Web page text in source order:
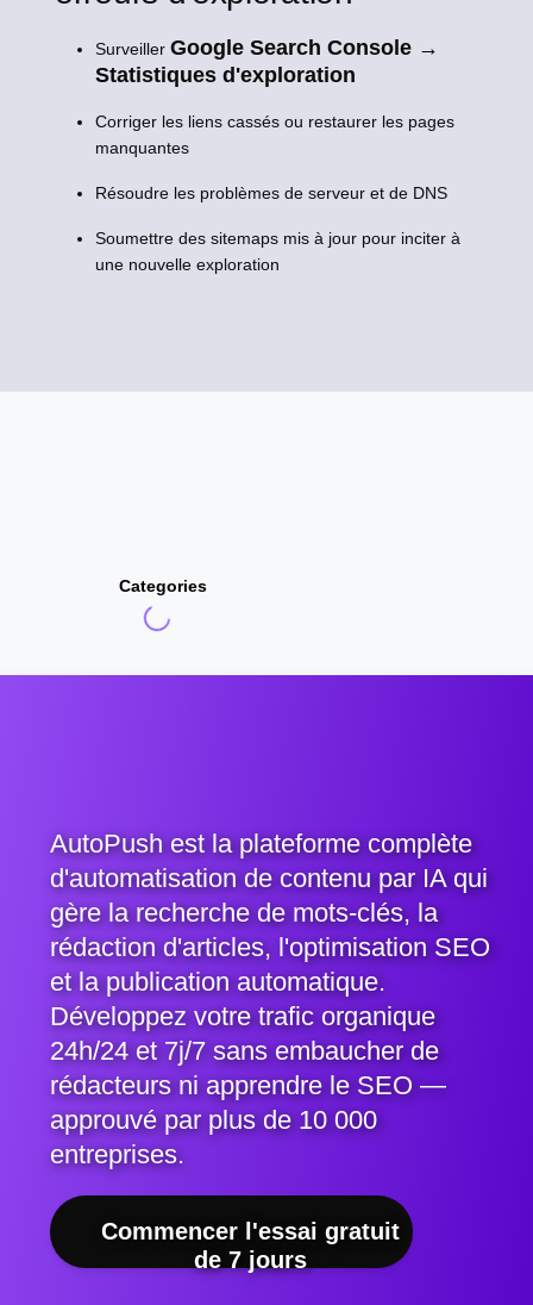
Surveiller Google Search Console →
Statistiques d'exploration
Corriger les liens cassés ou restaurer les pages
manquantes
Résoudre les problèmes de serveur et de DNS
Soumettre des sitemaps mis à jour pour inciter à
une nouvelle exploration
Categories
AutoPush est la plateforme complète
d'automatisation de contenu par IA qui
gère la recherche de mots-clés, la
rédaction d'articles, l'optimisation SEO
et la publication automatique.
Développez votre trafic organique
24h/24 et 7j/7 sans embaucher de
rédacteurs ni apprendre le SEO —
approuvé par plus de 10 000
entreprises.
Commencer l'essai gratuit
de 7 jours